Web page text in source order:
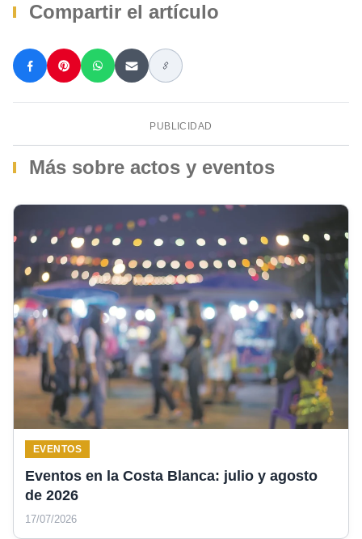
Compartir el artículo
PUBLICIDAD
Más sobre actos y eventos
EVENTOS
Eventos en la Costa Blanca: julio y agosto
de 2026
17/07/2026